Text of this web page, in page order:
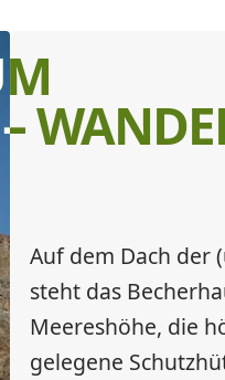
Auf dem Dach der
steht das
Meereshöhe, die
gelegene